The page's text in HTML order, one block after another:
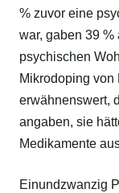
% zuvor eine
war, gaben 39
psychischen
Mikrodoping
erwähnenswert,
angaben, sie
Medikamente
Einundzwanzig